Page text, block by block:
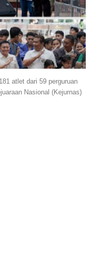
atlet dari 59 perguruan
Nasional (Kejurnas)